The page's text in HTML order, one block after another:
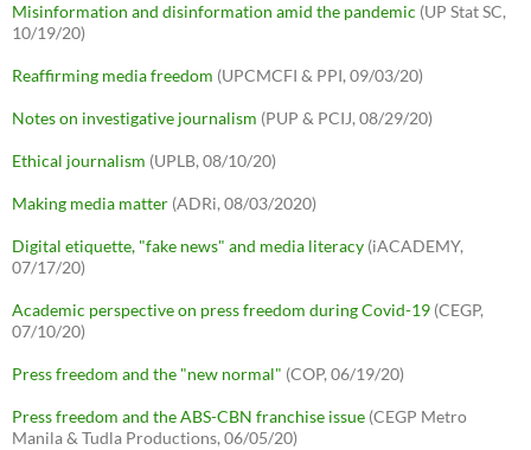
Misinformation and disinformation amid the pandemic (UP Stat SC,
10/19/20)
Reaffirming media freedom (UPCMCFI & PPI, 09/03/20)
Notes on investigative journalism (PUP & PCIJ, 08/29/20)
Ethical journalism (UPLB, 08/10/20)
Making media matter (ADRi, 08/03/2020)
Digital etiquette, "fake news" and media literacy (iACADEMY,
07/17/20)
Academic perspective on press freedom during Covid-19 (CEGP,
07/10/20)
Press freedom and the "new normal" (COP, 06/19/20)
Press freedom and the ABS-CBN franchise issue (CEGP Metro
Manila & Tudla Productions, 06/05/20)